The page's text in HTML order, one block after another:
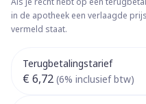
in de apotheek een verlaagde
vermeld staat.
Terugbetalingstarief
€ 6,72 (6% inclusief btw)